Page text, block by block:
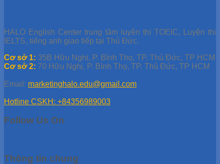
HALO English Center trung tâm luyện thi TOEIC, Luyện thi
IELTS, tiếng anh giao tiếp tại Thủ Đức.
Cơ sở 1: 35B Hữu Nghị, P. Bình Thọ, TP. Thủ Đức, TP HCM
Cơ sở 2: 70 Hữu Nghị, P. Bình Thọ, TP. Thủ Đức, TP HCM
Email: marketinghalo.edu@gmail.com
Hotline CSKH: +84356989003
Follow Us On
Thông tin chung